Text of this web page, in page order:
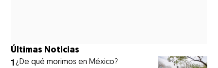
Últimas Noticias
1¿De qué morimos en México?